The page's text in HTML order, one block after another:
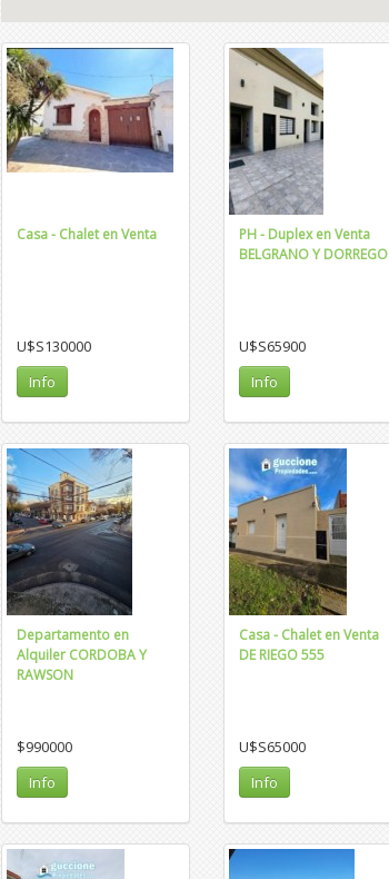
Casa - Chalet en Venta
U$S130000
Info
PH - Duplex en Venta
BELGRANO Y DORREGO
U$S65900
Info
Departamento en
Alquiler CORDOBA Y
RAWSON
$990000
Info
Casa - Chalet en Venta
DE RIEGO 555
U$S65000
Info